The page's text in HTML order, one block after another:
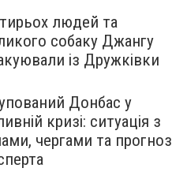
людей та
собаку Джангу
із Дружківки
Донбас у
кризі: ситуація з
чергами та прогноз